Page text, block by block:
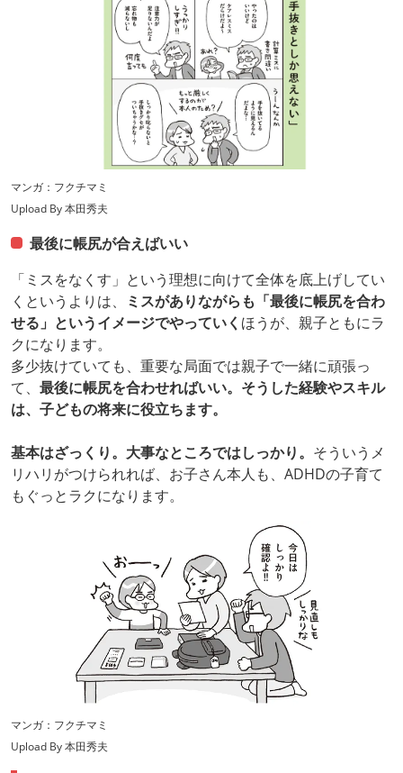
マンガ：フクチマミ
Upload By 本田秀夫
最後に帳尻が合えばいい
「ミスをなくす」という理想に向けて全体を底上げしてい
くというよりは、
ミスがありながらも「最後に帳尻を合わ
せる」というイメージでやっていく ほうが、親子ともにラ
クになります。
多少抜けていても、重要な局面では親子で一緒に頑張っ
て、 最後に帳尻を合わせればいい。そうした経験やスキル
は、子どもの将来に役立ちます。
基本はざっくり。大事なところではしっかり。 そういうメ
リハリがつけられれば、お子さん本人も、ADHDの子育て
もぐっとラクになります。
マンガ：フクチマミ
Upload By 本田秀夫